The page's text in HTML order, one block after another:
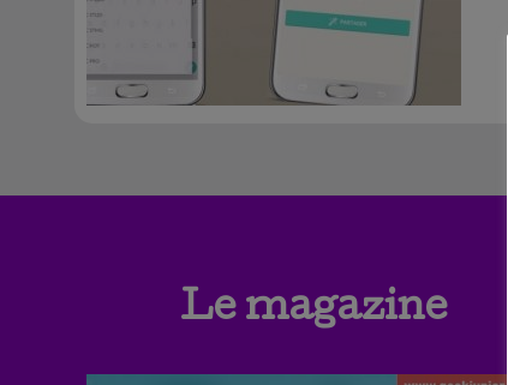
Le magazine